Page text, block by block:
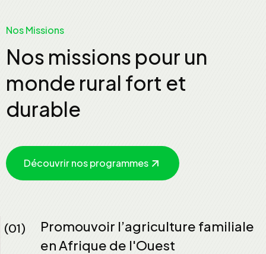
Nos Missions
Nos missions pour un
monde rural fort et
durable
Découvrir nos programmes
(01)
Promouvoir l’agriculture familiale
en Afrique de l'Ouest